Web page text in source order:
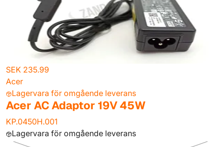
SEK 235.99
Acer
Lagervara för omgående leverans
Acer AC Adaptor 19V 45W
KP.0450H.001
Lagervara för omgående leverans